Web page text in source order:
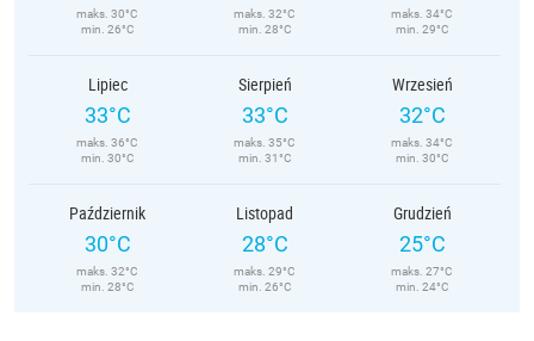
maks. 30°C
min. 26°C
maks. 32°C
min. 28°C
maks. 34°C
min. 29°C
Lipiec
33°C
maks. 36°C
min. 30°C
Sierpień
33°C
maks. 35°C
min. 31°C
Wrzesień
32°C
maks. 34°C
min. 30°C
Październik
30°C
maks. 32°C
min. 28°C
Listopad
28°C
maks. 29°C
min. 26°C
Grudzień
25°C
maks. 27°C
min. 24°C